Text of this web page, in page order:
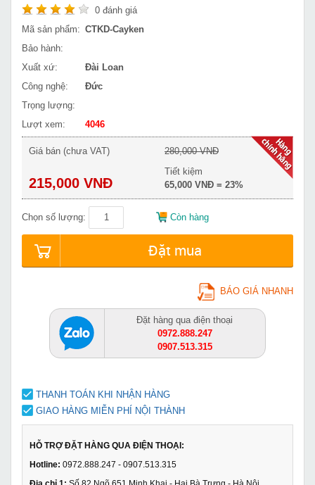
0 đánh giá
Mã sản phẩm: CTKD-Cayken
Bảo hành:
Xuất xứ:
Đài Loan
Công nghệ:
Đức
Trọng lượng:
Lượt xem:
4046
Giá bán (chưa VAT)
215,000 VNĐ
280,000 VNĐ
Tiết kiệm
65,000 VNĐ = 23%
Chọn số lượng: Còn hàng
Đặt mua
BÁO GIÁ NHANH
Đặt hàng qua điện thoại
0972.888.247
0907.513.315
THANH TOÁN KHI NHẬN HÀNG
GIAO HÀNG MIỄN PHÍ NỘI THÀNH
HỖ TRỢ ĐẶT HÀNG QUA ĐIỆN THOẠI:
Hotline: 0972.888.247 - 0907.513.315
Địa chỉ 1: Số 82 Ngõ 651 Minh Khai - Hai Bà Trưng - Hà Nội